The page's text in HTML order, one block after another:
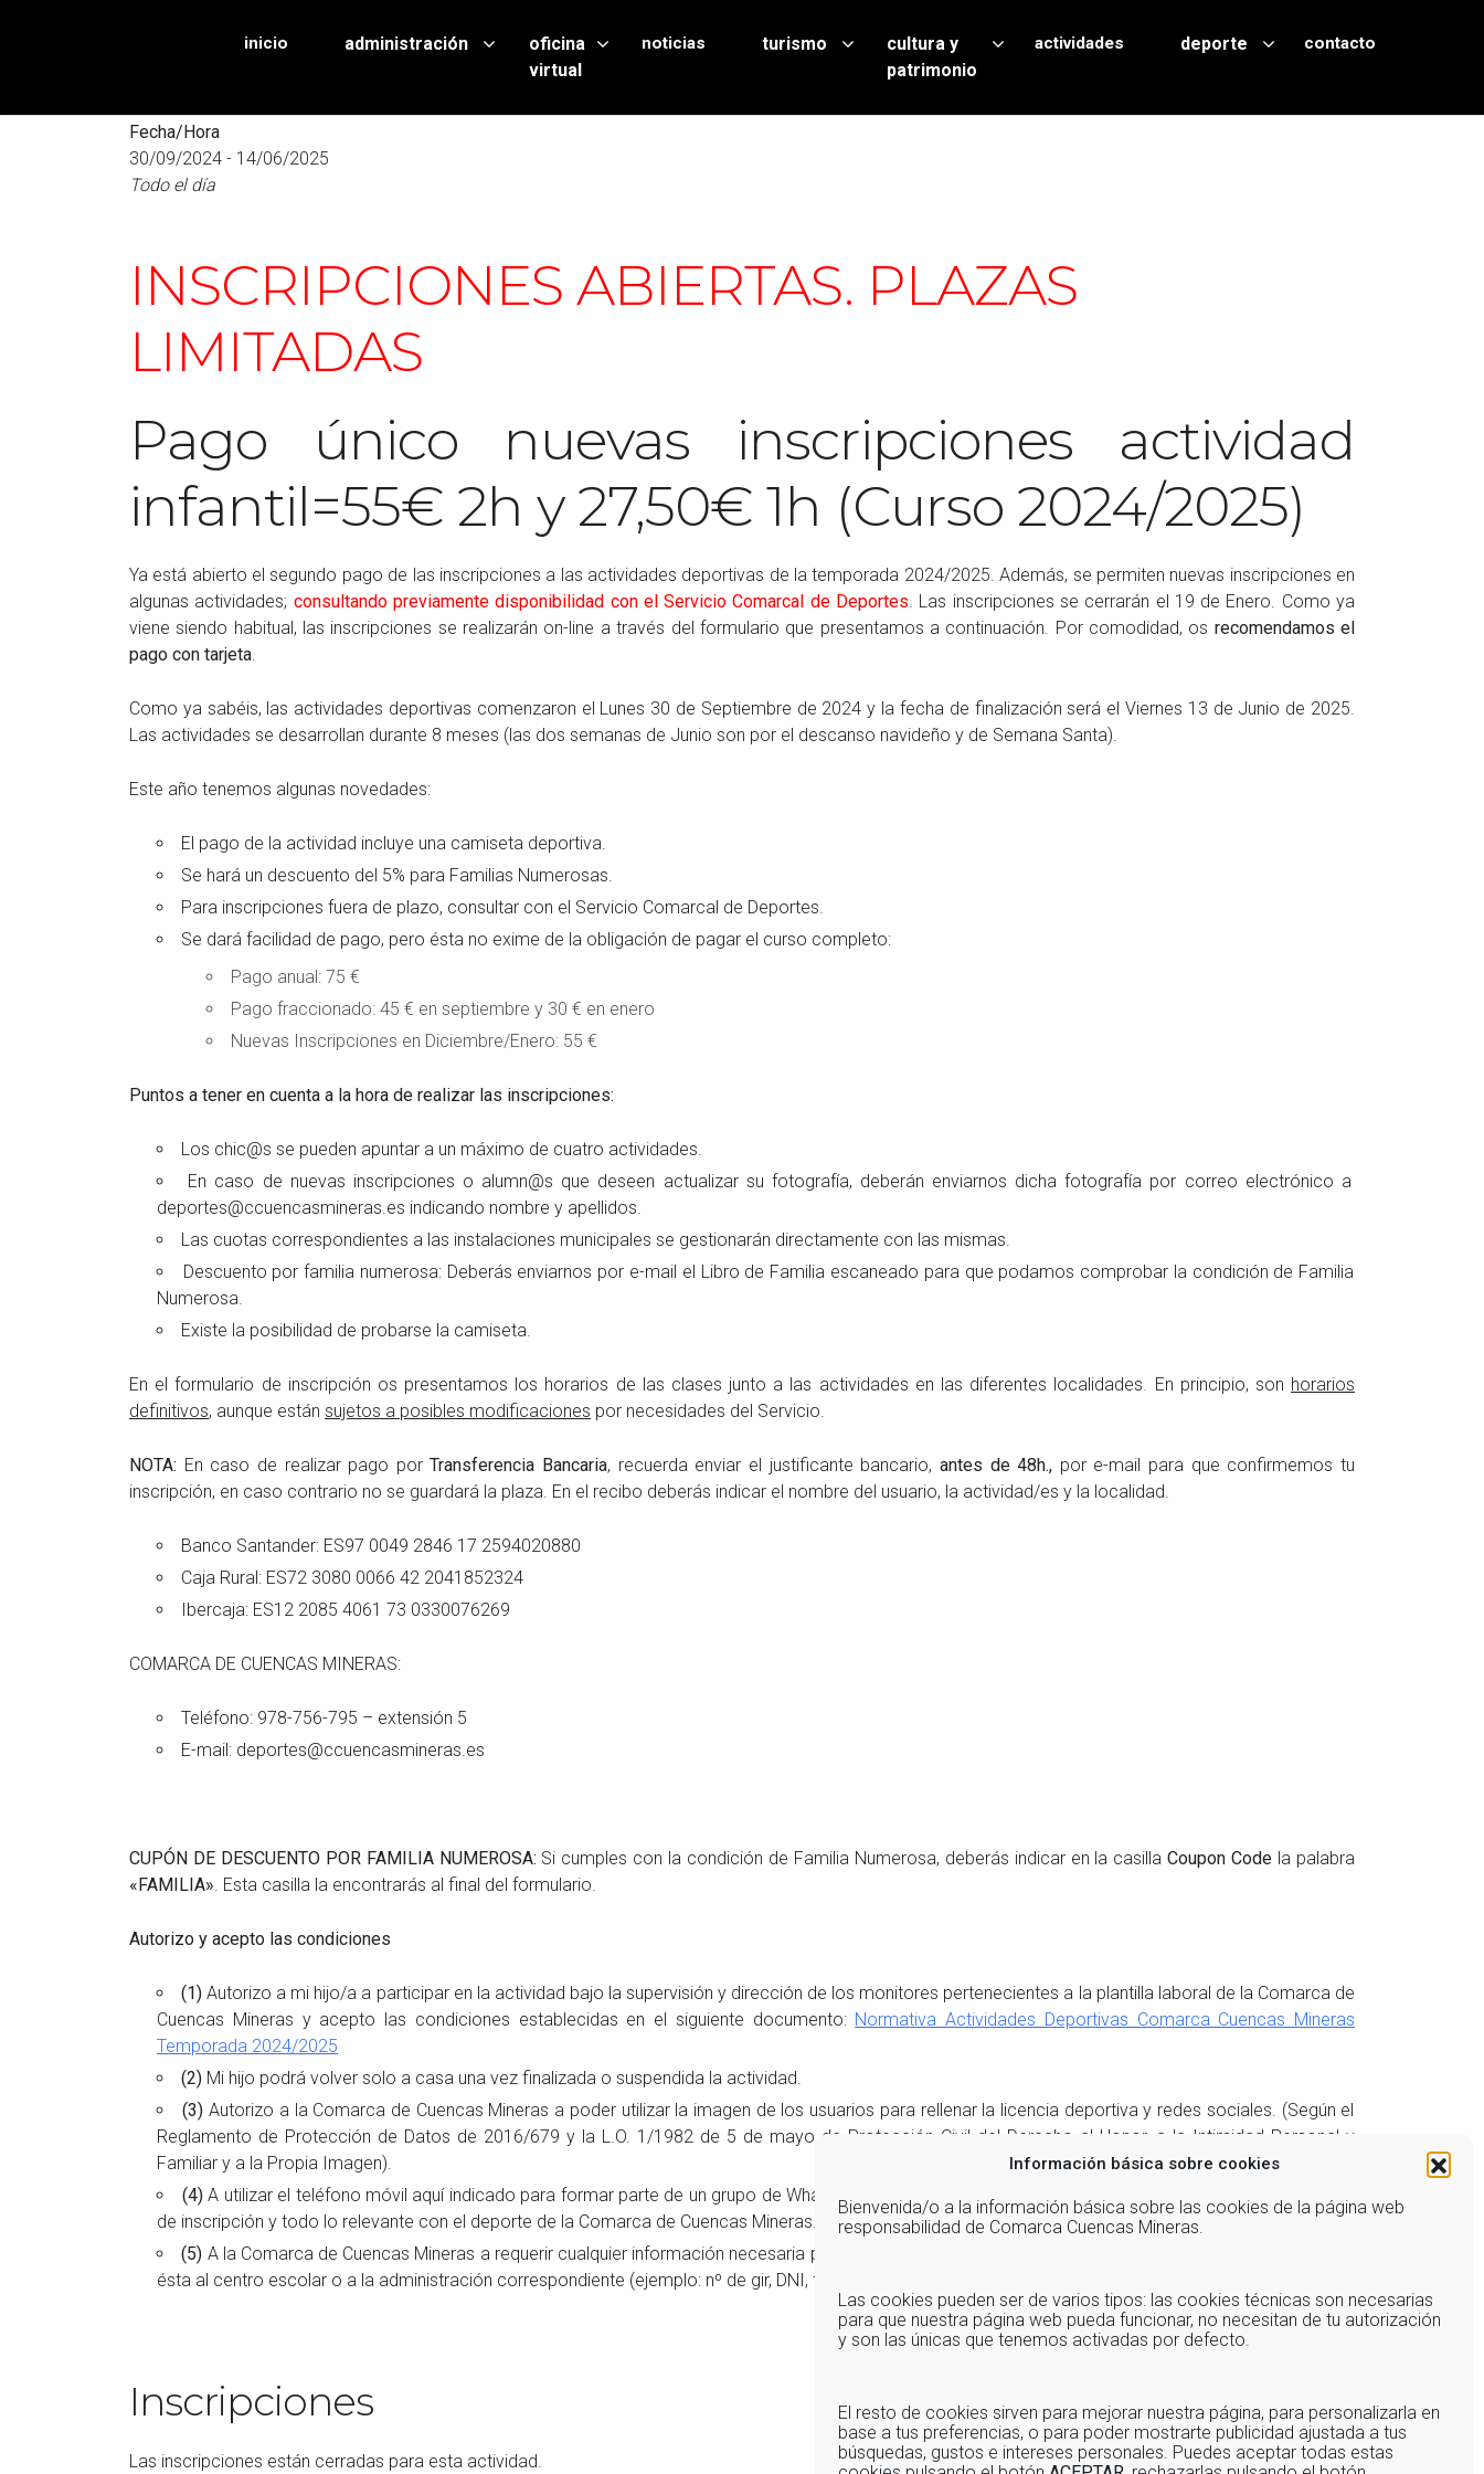
Información básica sobre cookies
Bienvenida/o a la información básica sobre las cookies de la página web
responsabilidad de Comarca Cuencas Mineras.
Las cookies pueden ser de varios tipos: las cookies técnicas son necesarias
para que nuestra página web pueda funcionar, no necesitan de tu autorización
y son las únicas que tenemos activadas por defecto.
El resto de cookies sirven para mejorar nuestra página, para personalizarla en
base a tus preferencias, o para poder mostrarte publicidad ajustada a tus
búsquedas, gustos e intereses personales. Puedes aceptar todas estas
inicio administración
oficina
virtual
noticias turismo
cultura y
patrimonio
actividades deporte contacto
Fecha/Hora
30/09/2024 - 14/06/2025
Todo el día
INSCRIPCIONES ABIERTAS. PLAZAS
LIMITADAS
Pago único nuevas inscripciones actividad
infantil=55€ 2h y 27,50€ 1h (Curso 2024/2025)
Ya está abierto el segundo pago de las inscripciones a las actividades deportivas de la temporada 2024/2025. Además, se permiten nuevas inscripciones en
algunas actividades; consultando previamente disponibilidad con el Servicio Comarcal de Deportes. Las inscripciones se cerrarán el 19 de Enero. Como ya
viene siendo habitual, las inscripciones se realizarán on-line a través del formulario que presentamos a continuación. Por comodidad, os recomendamos el
pago con tarjeta.
Como ya sabéis, las actividades deportivas comenzaron el Lunes 30 de Septiembre de 2024 y la fecha de finalización será el Viernes 13 de Junio de 2025.
Las actividades se desarrollan durante 8 meses (las dos semanas de Junio son por el descanso navideño y de Semana Santa).
Este año tenemos algunas novedades:
El pago de la actividad incluye una camiseta deportiva.
Se hará un descuento del 5% para Familias Numerosas.
Para inscripciones fuera de plazo, consultar con el Servicio Comarcal de Deportes.
Se dará facilidad de pago, pero ésta no exime de la obligación de pagar el curso completo:
Pago anual: 75 €
Pago fraccionado: 45 € en septiembre y 30 € en enero
Nuevas Inscripciones en Diciembre/Enero: 55 €
Puntos a tener en cuenta a la hora de realizar las inscripciones:
Los chic@s se pueden apuntar a un máximo de cuatro actividades.
En caso de nuevas inscripciones o alumn@s que deseen actualizar su fotografía, deberán enviarnos dicha fotografía por correo electrónico a
deportes@ccuencasmineras.es indicando nombre y apellidos.
Las cuotas correspondientes a las instalaciones municipales se gestionarán directamente con las mismas.
Descuento por familia numerosa: Deberás enviarnos por e-mail el Libro de Familia escaneado para que podamos comprobar la condición de Familia
Numerosa.
Existe la posibilidad de probarse la camiseta.
En el formulario de inscripción os presentamos los horarios de las clases junto a las actividades en las diferentes localidades. En principio, son horarios
definitivos, aunque están sujetos a posibles modificaciones por necesidades del Servicio.
NOTA: En caso de realizar pago porTransferencia Bancaria, recuerda enviar el justificante bancario, antes de 48h., por e-mail para que confirmemos tu
inscripción, en caso contrario no se guardará la plaza. En el recibo deberás indicar el nombre del usuario, la actividad/es y la localidad.
Banco Santander: ES97 0049 2846 17 2594020880
Caja Rural: ES72 3080 0066 42 2041852324
Ibercaja: ES12 2085 4061 73 0330076269
COMARCA DE CUENCAS MINERAS:
Teléfono: 978-756-795 – extensión 5
E-mail: deportes@ccuencasmineras.es
CUPÓN DE DESCUENTO POR FAMILIA NUMEROSA: Si cumples con la condición de Familia Numerosa, deberás indicar en la casillaCoupon Code la palabra
«FAMILIA». Esta casilla la encontrarás al final del formulario.
Autorizo y acepto las condiciones
(1)Autorizo a mi hijo/a a participar en la actividad bajo la supervisión y dirección de los monitores pertenecientes a la plantilla laboral de la Comarca de
Cuencas Mineras y acepto las condiciones establecidas en el siguiente documento: Normativa Actividades Deportivas Comarca Cuencas Mineras
Temporada 2024/2025
(2) Mi hijo podrá volver solo a casa una vez finalizada o suspendida la actividad.
(3) Autorizo a la Comarca de Cuencas Mineras a poder utilizar la imagen de los usuarios para rellenar la licencia deportiva y redes sociales. (Según el
Reglamento de Protección de Datos de 2016/679 y la L.O. 1/1982 de 5 de mayo de Protección Civil del Derecho al Honor, a la Intimidad Personal y
Familiar y a la Propia Imagen).
(4)A utilizar el teléfono móvil aquí indicado para formar parte de un grupo de Whatsapp, con el fin de ser informado de todo lo referente a la actividad
de inscripción y todo lo relevante con el deporte de la Comarca de Cuencas Mineras.
(5) A la Comarca de Cuencas Mineras a requerir cualquier información necesaria para poder llevar a cabo la actividad o cualquier trámite que derive de
ésta al centro escolar o a la administración correspondiente (ejemplo: nº de gir, DNI, fecha de nacimiento, …)
Inscripciones
Las inscripciones están cerradas para esta actividad.